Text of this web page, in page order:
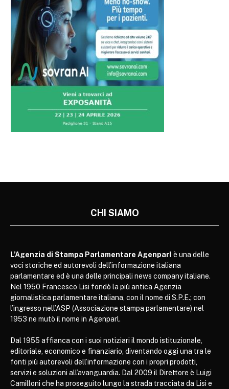
CHI SIAMO
L’Agenzia di Stampa Parlamentare Agenparl è una delle
voci storiche ed autorevoli dell’informazione italiana
parlamentare ed è una delle principali news company italiane.
Nel 1950 Francesco Lisi fondò la più antica Agenzia
giornalistica parlamentare italiana, con il nome di S.P.E.; con
l’ingresso nell’ASP (Associazione stampa parlamentare) nel
1953 ne mutò il nome in Agenparl.
Dal 1955 affianca con i suoi notiziari il mondo istituzionale,
editoriale, economico e finanziario, diventando oggi una tra le
fonti più autorevoli dell’informazione con i propri prodotti,
servizi e soluzioni all’avanguardia. Dal 2009 il Direttore è Luigi
Camilloni che ha proseguito lungo la strada tracciata da Lisi e